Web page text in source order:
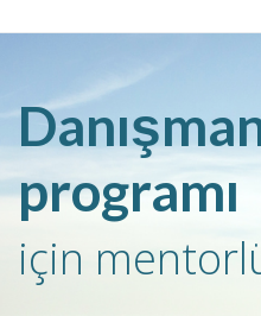
programı
için